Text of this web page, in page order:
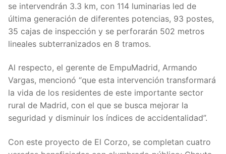
se intervendrán 3.3 km, con 114 luminarias led de
última generación de diferentes potencias, 93 postes,
35 cajas de inspección y se perforarán 502 metros
lineales subterranizados en 8 tramos.
Al respecto, el gerente de EmpuMadrid, Armando
Vargas, mencionó “que esta intervención transformará
la vida de los residentes de este importante sector
rural de Madrid, con el que se busca mejorar la
seguridad y disminuir los índices de accidentalidad”.
Con este proyecto de El Corzo, se completan cuatro